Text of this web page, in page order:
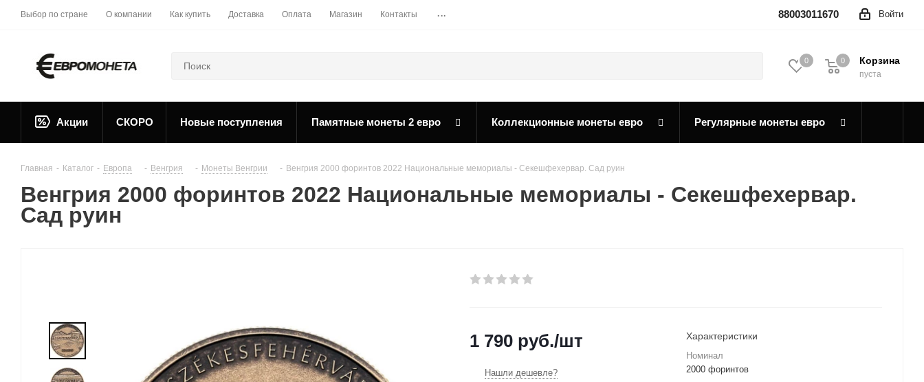
Выбор по стране О компании Как купить Доставка Оплата Магазин Контакты ... Войти
88003011670
0 Корзина
0
пуста
0
Акции СКОРО Новые поступления Памятные монеты 2 евро Коллекционные монеты евро Регулярные монеты евро
Главная - Каталог - Европа - Венгрия - Монеты Венгрии - Венгрия 2000 форинтов 2022 Национальные мемориалы - Секешфехервар. Сад руин
Венгрия 2000 форинтов 2022 Национальные мемориалы - Секешфехервар.
Сад руин
1 790 руб./шт
Нашли дешевле?
Характеристики
Номинал
2000 форинтов